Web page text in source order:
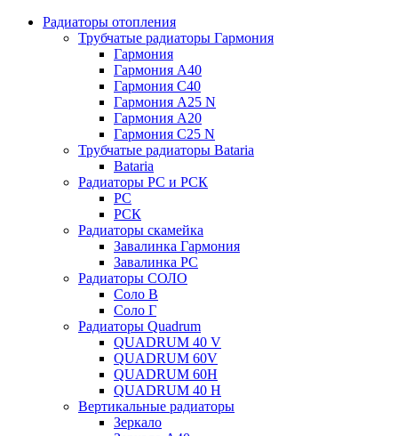
Радиаторы отопления
Трубчатые радиаторы Гармония
Гармония
Гармония А40
Гармония С40
Гармония А25 N
Гармония А20
Гармония С25 N
Трубчатые радиаторы Bataria
Bataria
Радиаторы РС и РСК
РС
РСК
Радиаторы скамейка
Завалинка Гармония
Завалинка РС
Радиаторы СОЛО
Соло В
Соло Г
Радиаторы Quadrum
QUADRUM 40 V
QUADRUM 60V
QUADRUM 60H
QUADRUM 40 H
Вертикальные радиаторы
Зеркало